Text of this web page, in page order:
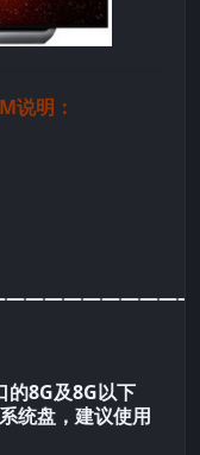
说明：
的8G及8G以下
统盘，建议使用